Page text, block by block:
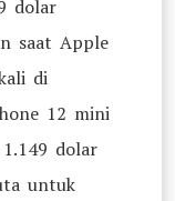
dolar
saat Apple
di
12 mini
dolar
untuk